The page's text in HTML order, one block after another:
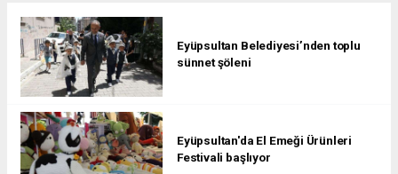
Eyüpsultan Belediyesi’nden toplu
sünnet şöleni
Eyüpsultan'da El Emeği Ürünleri
Festivali başlıyor